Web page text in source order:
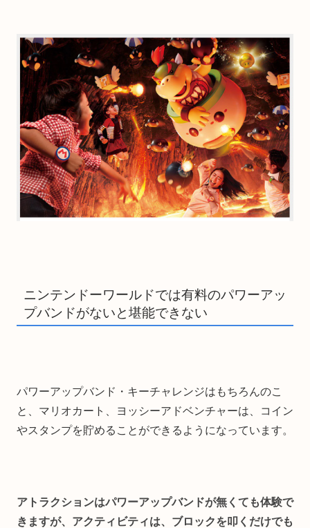
ニンテンドーワールドでは有料のパワーアッ
プバンドがないと堪能できない
パワーアップバンド・キーチャレンジはもちろんのこ
と、マリオカート、ヨッシーアドベンチャーは、コイン
やスタンプを貯めることができるようになっています。
アトラクションはパワーアップバンドが無くても体験で
きますが、アクティビティは、ブロックを叩くだけでも